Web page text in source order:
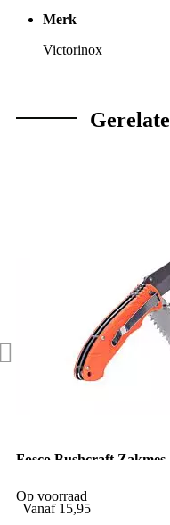
Merk
Victorinox
Fosco Bushcraft Zakmes
Op voorraad
Vanaf 15,95